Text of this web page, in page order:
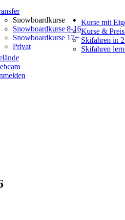
Snowboardkurse
Snowboardkurse 8-16
Snowboardkurse 17+
Privat
Kurse mit
Kurse &
Skifahren in
Skifahren